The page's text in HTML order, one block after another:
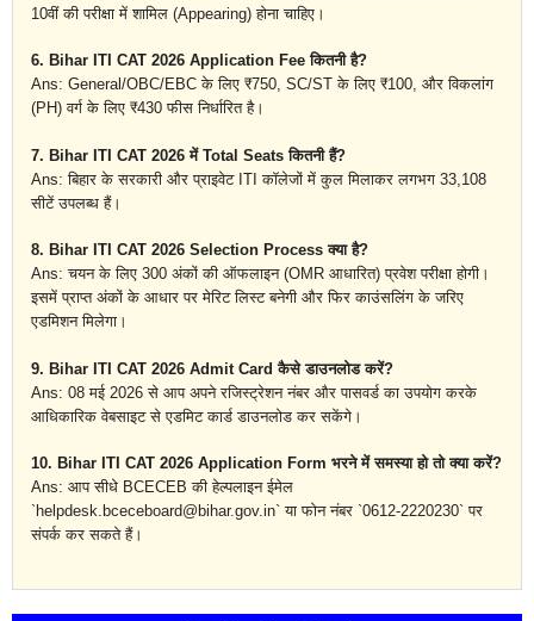
10वीं की परीक्षा में शामिल (Appearing) होना चाहिए।
6. Bihar ITI CAT 2026 Application Fee कितनी है?
Ans: General/OBC/EBC के लिए ₹750, SC/ST के लिए ₹100, और विकलांग
(PH) वर्ग के लिए ₹430 फीस निर्धारित है।
7. Bihar ITI CAT 2026 में Total Seats कितनी हैं?
Ans: बिहार के सरकारी और प्राइवेट ITI कॉलेजों में कुल मिलाकर लगभग 33,108
सीटें उपलब्ध हैं।
8. Bihar ITI CAT 2026 Selection Process क्या है?
Ans: चयन के लिए 300 अंकों की ऑफलाइन (OMR आधारित) प्रवेश परीक्षा होगी।
इसमें प्राप्त अंकों के आधार पर मेरिट लिस्ट बनेगी और फिर काउंसलिंग के जरिए
एडमिशन मिलेगा।
9. Bihar ITI CAT 2026 Admit Card कैसे डाउनलोड करें?
Ans: 08 मई 2026 से आप अपने रजिस्ट्रेशन नंबर और पासवर्ड का उपयोग करके
आधिकारिक वेबसाइट से एडमिट कार्ड डाउनलोड कर सकेंगे।
10. Bihar ITI CAT 2026 Application Form भरने में समस्या हो तो क्या करें?
Ans: आप सीधे BCECEB की हेल्पलाइन ईमेल
`helpdesk.bceceboard@bihar.gov.in` या फोन नंबर `0612-2220230` पर
संपर्क कर सकते हैं।